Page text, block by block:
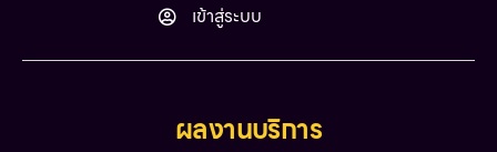
เข้าสู่ระบบ
ผลงานบริการ